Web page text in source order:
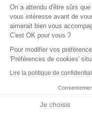
Du lundi au jeudi de 8h30 à
vendredi de 8h30 à 15h30
On a attendu d'être sûrs
vous intéresse avant de
aimerait bien vous
C'est OK pour vous ?
Pour modifier vos
'Préférences de cookies'
Lire la politique de
Je choisis